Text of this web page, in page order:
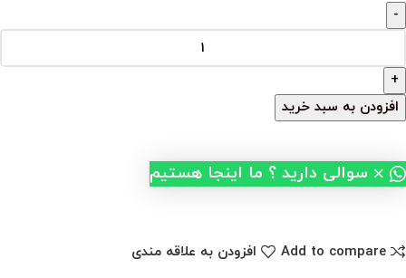
افزودن به سبد خرید
× سوالی دارید ؟ ما اینجا هستیم
Add to compare افزودن به علاقه مندی